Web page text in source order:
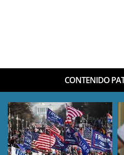
CONTENIDO